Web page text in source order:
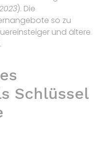
). Die
so zu
und ältere
Schlüssel